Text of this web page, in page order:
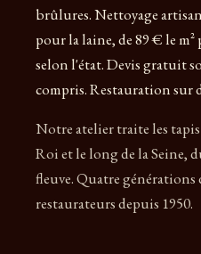
brûlures. Nettoyage
pour la laine, de 89 € le
selon l'état. Devis gratuit
compris. Restauration sur
Notre atelier traite les
Roi et le long de la Seine,
fleuve. Quatre générations
restaurateurs depuis 1950.